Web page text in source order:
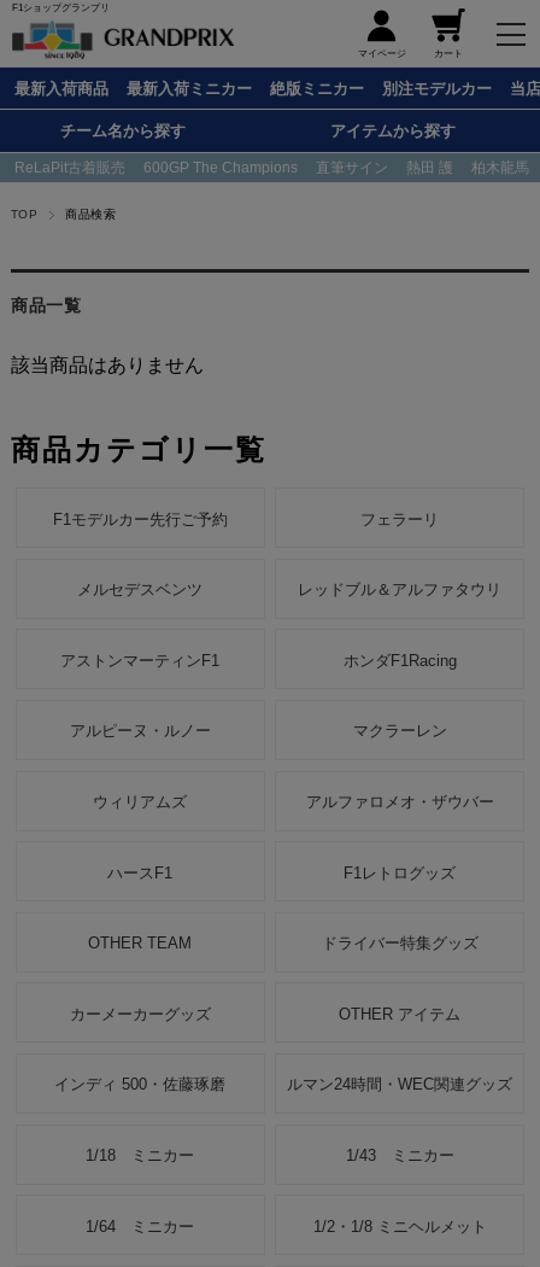
F1ショップグランプリ
マイページ カート
最新入荷商品 最新入荷ミニカー 絶版ミニカー 別注モデルカー 当
チーム名から探す アイテムから探す
ReLaPit古着販売 600GP The Champions 直筆サイン 熱田 護 柏木龍馬
TOP 商品検索
商品一覧
該当商品はありません
商品カテゴリ一覧
F1モデルカー先行ご予約 フェラーリ
メルセデスベンツ レッドブル＆アルファタウリ
アストンマーティンF1 ホンダF1Racing
アルピーヌ・ルノー マクラーレン
ウィリアムズ アルファロメオ・ザウバー
ハースF1 F1レトログッズ
OTHER TEAM ドライバー特集グッズ
カーメーカーグッズ OTHER アイテム
インディ 500・佐藤琢磨 ルマン24時間・WEC関連グッズ
1/18 ミニカー 1/43 ミニカー
1/64 ミニカー 1/2・1/8 ミニヘルメット